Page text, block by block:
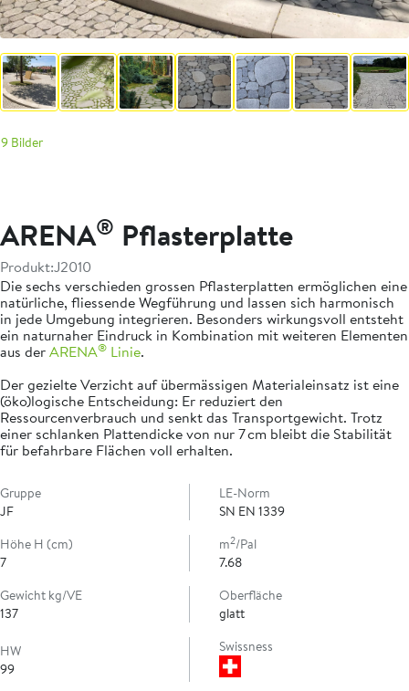
9 Bilder
ARENA® Pflasterplatte
Produkt:J2010
Die sechs verschieden grossen Pflasterplatten ermöglichen eine
natürliche, fliessende Wegführung und lassen sich harmonisch
in jede Umgebung integrieren. Besonders wirkungsvoll entsteht
ein naturnaher Eindruck in Kombination mit weiteren Elementen
aus derARENA® Linie.
Der gezielte Verzicht auf übermässigen Materialeinsatz ist eine
(öko)logische Entscheidung: Er reduziert den
Ressourcenverbrauch und senkt das Transportgewicht. Trotz
einer schlanken Plattendicke von nur 7 cm bleibt die Stabilität
für befahrbare Flächen voll erhalten.
Gruppe
JF
LE-Norm
SN EN 1339
Höhe H (cm)
7
m2/Pal
7.68
Gewicht kg/VE
137
Oberfläche
glatt
HW
99
Swissness